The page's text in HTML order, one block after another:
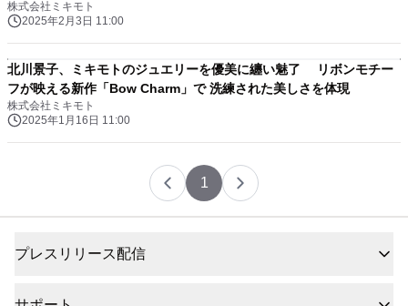
株式会社ミキモト
2025年2月3日 11:00
北川景子、ミキモトのジュエリーを優美に纏い魅了 リボンモチー
フが映える新作「Bow Charm」で 洗練された美しさを体現
株式会社ミキモト
2025年1月16日 11:00
1
プレスリリース配信